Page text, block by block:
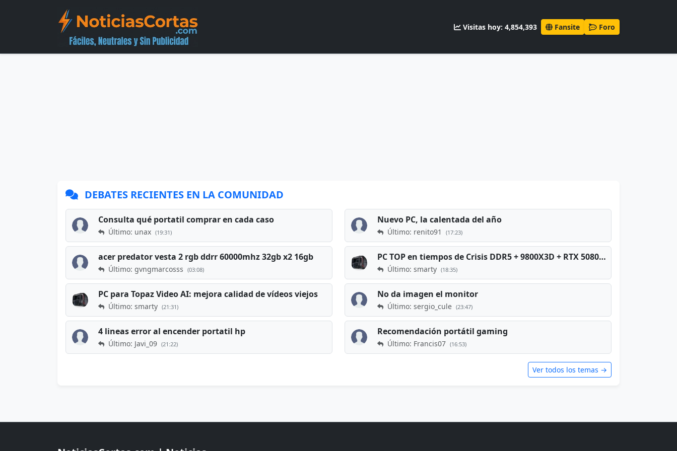
Visitas hoy: 4,854,393 Fansite Foro
DEBATES RECIENTES EN LA COMUNIDAD
Consulta qué portatil comprar en cada caso
Último: unax (19:31)
Nuevo PC, la calentada del año
Último: renito91 (17:23)
acer predator vesta 2 rgb ddrr 60000mhz 32gb x2 16gb
Último: gvngmarcosss (03:08)
PC TOP en tiempos de Crisis DDR5 + 9800X3D + RTX 5080 [2026][2400€]
Último: smarty (18:35)
PC para Topaz Video AI: mejora calidad de vídeos viejos
Último: smarty (21:31)
No da imagen el monitor
Último: sergio_cule (23:47)
4 lineas error al encender portatil hp
Último: Javi_09 (21:22)
Recomendación portátil gaming
Último: Francis07 (16:53)
Ver todos los temas →